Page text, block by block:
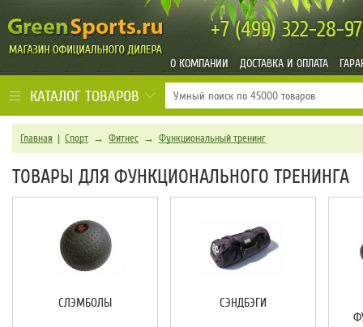
+7 (499)322-28-97
О КОМПАНИИ ДОСТАВКА И ОПЛАТА
КАТАЛОГ ТОВАРОВ
Главная | Спорт → Фитнес → Функциональный тренинг
ТОВАРЫ ДЛЯ ФУНКЦИОНАЛЬНОГО ТРЕНИНГА
СЛЭМБОЛЫ
СЭНДБЭГИ